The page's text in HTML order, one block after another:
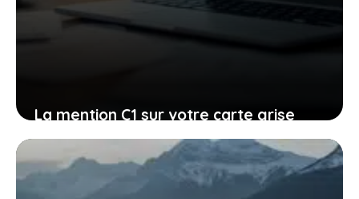
La mention C1 sur votre carte grise
expliquée et comment effectuer son
changement sereinement
21 novembre 2025